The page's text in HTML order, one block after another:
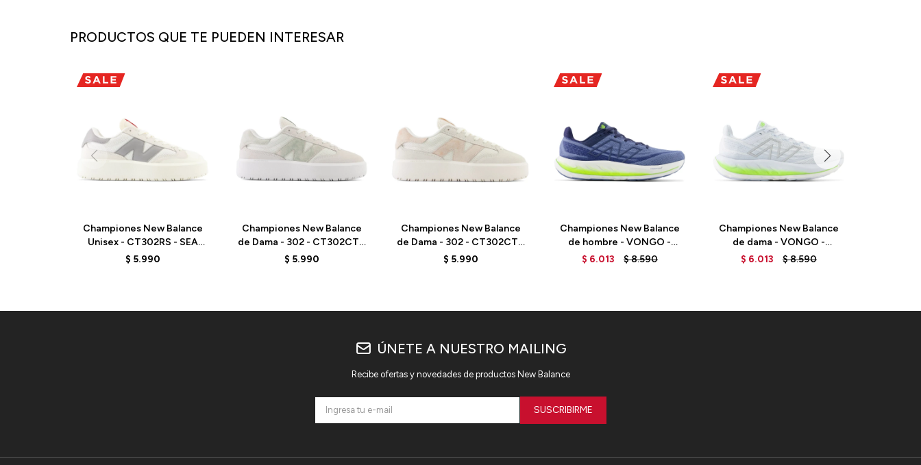
PRODUCTOS QUE TE PUEDEN INTERESAR
Championes New Balance
Unisex - CT302RS - SEA
SALT
$ 5.990
Championes New Balance
de Dama - 302 - CT302CTB
- ELD
$ 5.990
Championes New Balance
de Dama - 302 - CT302CTA
- ELD
$ 5.990
Championes New Balance
de hombre - VONGO -
MVNGOLZ6 - MERCURY
$ 6.013 $8.590
Championes New Balance
de dama - VONGO -
WVNGOLI6 - ICE BLUE
$ 6.013 $8.590
ÚNETE A NUESTRO MAILING
Recibe ofertas y novedades de productos New Balance
SUSCRIBIRME